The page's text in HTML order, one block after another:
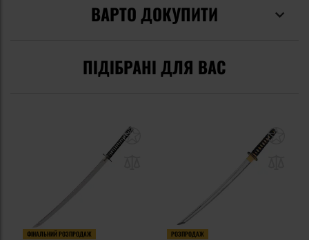
ВАРТО ДОКУПИТИ
ПІДІБРАНІ ДЛЯ ВАС
ФІНАЛЬНИЙ РОЗПРОДАЖ РОЗПРОДАЖ